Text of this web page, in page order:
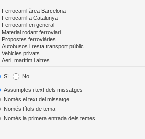
Sí No
Assumptes i text dels missatges
Només el text del missatge
Només títols de tema
Només la primera entrada dels temes